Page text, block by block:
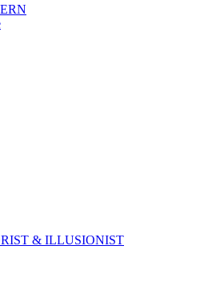
& ILLUSIONIST